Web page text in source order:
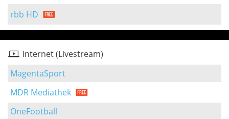
rbb HD
Internet (Livestream)
MagentaSport
MDR Mediathek
OneFootball